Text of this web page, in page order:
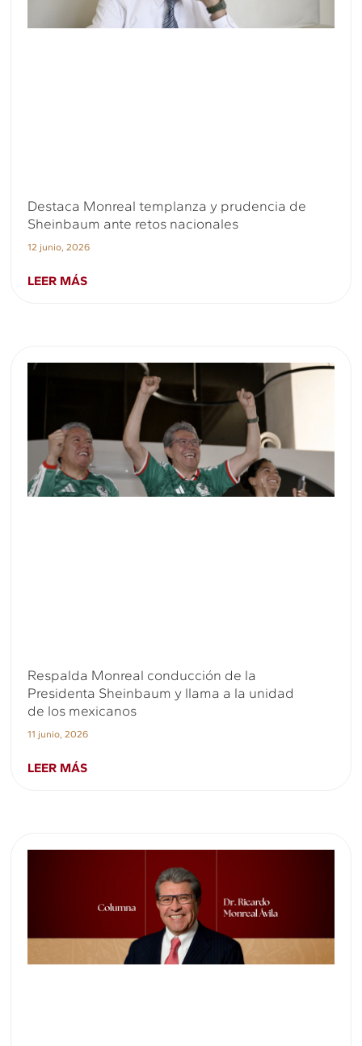
Destaca Monreal templanza y prudencia de
Sheinbaum ante retos nacionales
12 junio, 2026
LEER MÁS
Respalda Monreal conducción de la
Presidenta Sheinbaum y llama a la unidad
de los mexicanos
11 junio, 2026
LEER MÁS